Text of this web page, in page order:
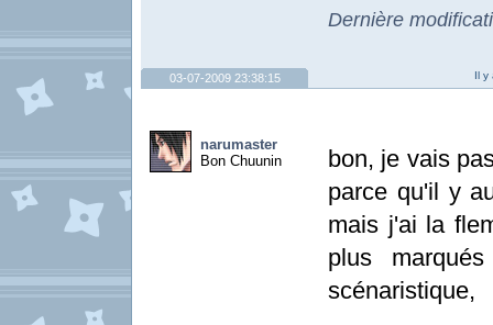
Dernière
Il y
03-07-2009 23:38:15
narumaster
Bon Chuunin
bon, je vais
parce qu'il y
mais j'ai la
plus
scénaristique,